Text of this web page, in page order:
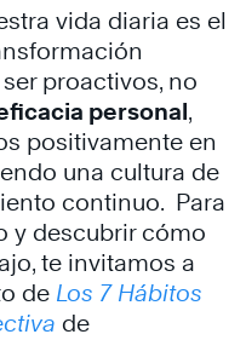
vida diaria es el
proactivos, no
personal,
positivamente en
una cultura de
continuo. ​ Para
y descubrir cómo
te invitamos a
de Los 7 Hábitos
de